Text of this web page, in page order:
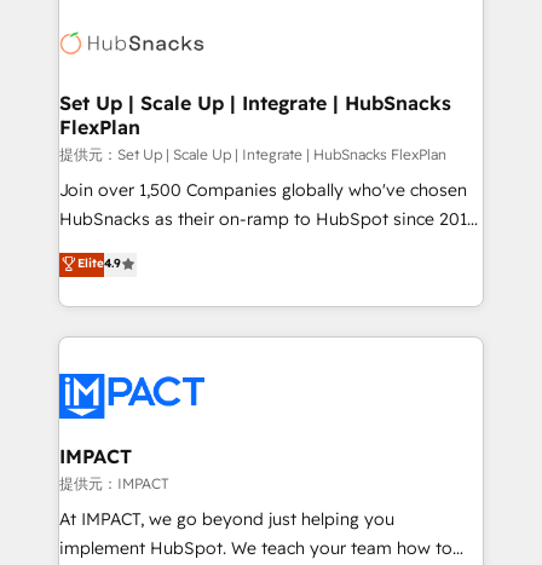
WooCommerce, BuilderTrend, and more Experience
the difference — reach out to see how AI + HubSpot
HubSpot development: websites, custom modules,
marketing, advertising, campaigns, content and
design We connect people, data and technology to
improve customer experiences. With our bright
people, exciting ideas and can-do mentality, we
ensure revenue growth on a daily basis. So tell us
team of 100+ experts is ready for you! Driving digital
growth | www.brightdigital.com
Set Up | Scale Up | Integrate | HubSnacks
FlexPlan
提供元：Set Up | Scale Up | Integrate | HubSnacks FlexPlan
Join over 1,500 Companies globally who've chosen
HubSnacks as their on-ramp to HubSpot since 2014
Simple pay-as-you-go plans that accelerate value...
1️⃣ Set Up | Onboarding New or Check-fixing existing
HubSpot portals 2️⃣ Scale Up | 100% HubSpot Task
Execution... Global 24/7 ... All Experts 3️⃣ Integrate |
Slash months from your API Integration project... ⬅️
Click "Contact Business" ⬅️ to access 150+ Kickstart
Integration templates that put HubSpot in the center
of your tech stack, syncing... 🛍️ Shopify or
WooCommerce 💲 Stripe or Paypal 💰 Sage or
Netsuite 🤖 Google or Microsoft ✍️ DocuSign or
Elite4.9
IMPACT
提供元：IMPACT
At IMPACT, we go beyond just helping you
implement HubSpot. We teach your team how to